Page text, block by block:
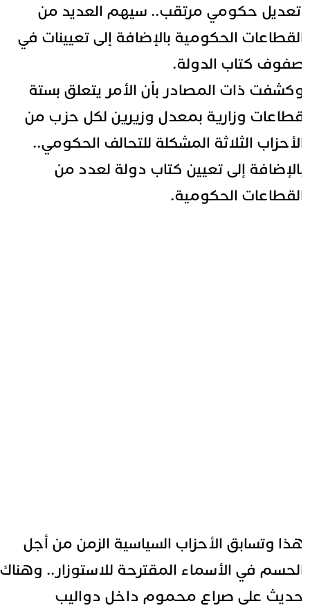
حكومي مرتقب.. سيهم العديد من
الحكومية بالإضافة إلى تعيينات في
كتاب الدولة.
ذات المصادر بأن الأمر يتعلق بستة
وزارية بمعدل وزيرين لكل حزب من
الثلاثة المشكلة للتحالف الحكومي..
إلى تعيين كتاب دولة لعدد من
الحكومية.
وتسابق الأحزاب السياسية الزمن من أجل
في الأسماء المقترحة للاستوزار.. وهناك
على صراع محموم داخل دواليب